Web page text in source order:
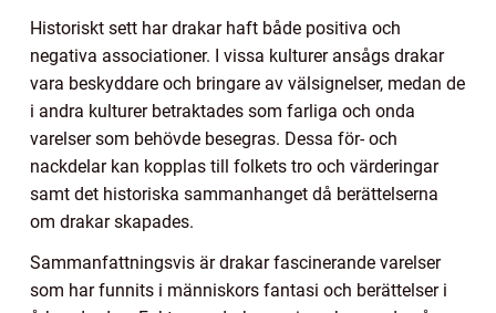
Historiskt sett har drakar haft både positiva och
negativa associationer. I vissa kulturer ansågs drakar
vara beskyddare och bringare av välsignelser, medan de
i andra kulturer betraktades som farliga och onda
varelser som behövde besegras. Dessa för- och
nackdelar kan kopplas till folkets tro och värderingar
samt det historiska sammanhanget då berättelserna
om drakar skapades.
Sammanfattningsvis är drakar fascinerande varelser
som har funnits i människors fantasi och berättelser i